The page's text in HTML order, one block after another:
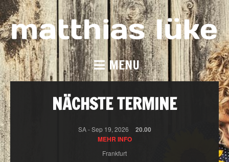
MENU
NÄCHSTE TERMINE
SA -Sep 19, 2026
20.00
MEHR INFO
Frankfurt